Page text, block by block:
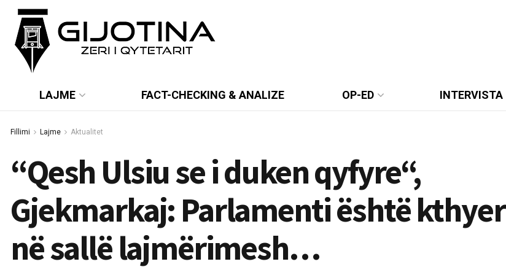
LAJME FACT-CHECKING & ANALIZE OP-ED INTERVISTA
Fillimi Lajme Aktualitet
“Qesh Ulsiu se i duken qyfyre“,
Gjekmarkaj: Parlamenti është kthyer
në sallë lajmërimesh…